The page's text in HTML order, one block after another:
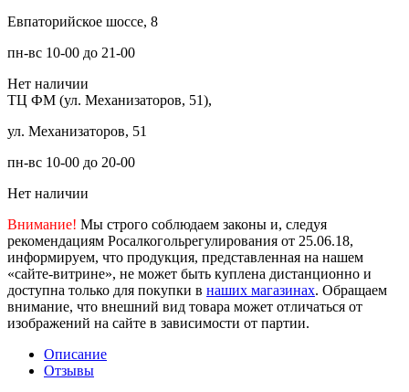
Евпаторийское шоссе, 8
пн-вс 10-00 до 21-00
Нет наличии
ТЦ ФМ (ул. Механизаторов, 51),
ул. Механизаторов, 51
пн-вс 10-00 до 20-00
Нет наличии
Внимание! Мы строго соблюдаем законы и, следуя
рекомендациям Росалкогольрегулирования от 25.06.18,
информируем, что продукция, представленная на нашем
«сайте-витрине», не может быть куплена дистанционно и
доступна только для покупки в наших магазинах. Обращаем
внимание, что внешний вид товара может отличаться от
изображений на сайте в зависимости от партии.
Описание
Отзывы